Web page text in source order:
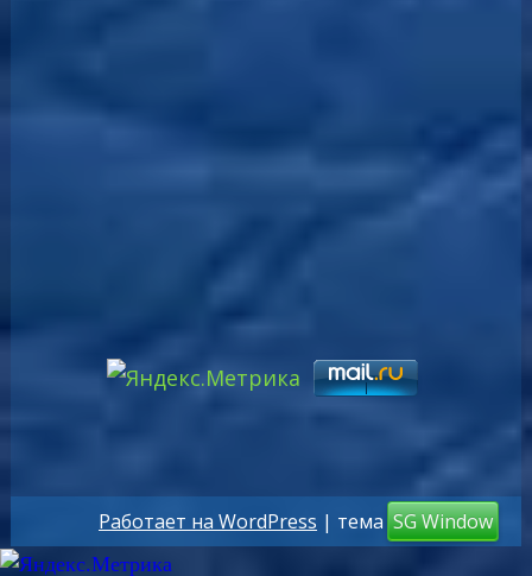
Работает на WordPress | темаSG Window